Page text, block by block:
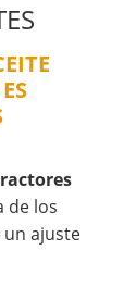
de los
un ajuste